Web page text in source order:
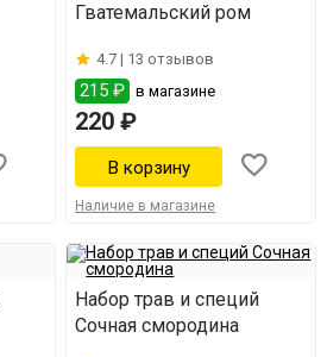
Гватемальский ром
4.7 | 13 отзывов
215 ₽ в магазине
220 ₽
Наличие в магазине
Набор трав и специй
Сочная смородина